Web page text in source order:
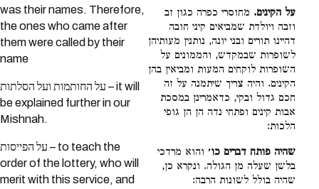
was their names. Therefore,
the ones who came after
them were called by their
name
על החותמות ועל הסלתות – it will
be explained further in our
Mishnah.
על הפייסות – to teach the
order of the lottery, who will
merit with this service, and
על הקינים. מחוסרי כפרה כגון זב
וזבה ויולדת שמביאים קיני חובה
דהיינו תורים ובני יונה, נותנין מעותיהן
לשופרות שבמקדש, והממונים על
השופרות לוקחים המעות ומביאין בהן
הקינים. והיה צריך שיתמנה על זה
חכם גדול ובקי, כדאמרינן במסכת
אבות קינים ופתחי נדה הן הן גופי
הלכות:
שהיה פותח דברים כו׳ והוא מרדכי
בלשן שעלה מן הגולה. ונקרא כן,
שהיה בולל לשונות הרבה: